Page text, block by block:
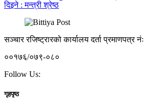
दिइने : मन्त्री श्रेष्ठ
सञ्चार रजिष्ट्रारको कार्यालय दर्ता प्रमाणपत्र नंः
००१७६/०७९-०८०
Follow Us:
गृहपृष्ठ